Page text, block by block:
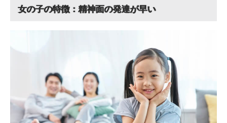
女の子の特徴：精神面の発達が早い